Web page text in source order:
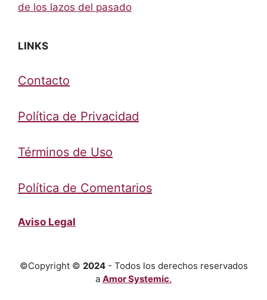
de los lazos del pasado
LINKS
Contacto
Política de Privacidad
Términos de Uso
Política de Comentarios
Aviso Legal
©Copyright © 2024- Todos los derechos reservados
a Amor Systemic.